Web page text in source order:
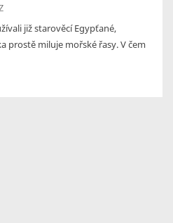
již starověcí Egypťané,
prostě miluje mořské řasy. V čem